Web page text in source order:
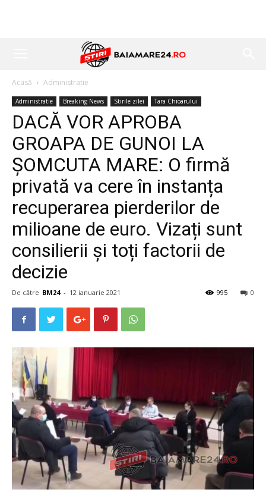
Acasă Administratie
Administratie Breaking News Stirile zilei Tara Chioarului
DACĂ VOR APROBA
GROAPA DE GUNOI LA
ȘOMCUTA MARE: O firmă
privată va cere în instanța
recuperarea pierderilor de
milioane de euro. Vizați sunt
consilierii și toți factorii de
decizie
De către BM24 - 12 ianuarie 2021 0
995